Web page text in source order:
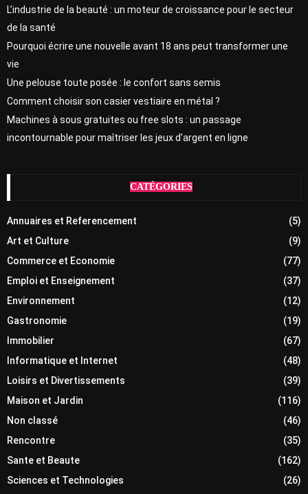
L’industrie de la beauté : un moteur de croissance pour le secteur
de la santé
Pourquoi écrire une nouvelle avant 18 ans peut transformer une
vie
Une pelouse toute posée : le confort sans semis
Comment choisir son casier vestiaire en métal ?
Machines à sous gratuites ou free slots : un passage
incontournable pour maîtriser les jeux d’argent en ligne
CATÉGORIES
Annuaires et Referencement
(5)
Art et Culture
(9)
Commerce et Economie
(77)
Emploi et Enseignement
(37)
Environnement
(12)
Gastronomie
(19)
Immobilier
(67)
Informatique et Internet
(48)
Loisirs et Divertissements
(39)
Maison et Jardin
(116)
Non classé
(46)
Rencontre
(35)
Sante et Beaute
(162)
Sciences et Technologies
(26)